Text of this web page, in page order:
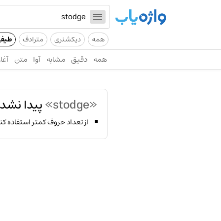
همه دیکشنری مترادف
همه دقیق مشابه آوا متن
«stodge» پیدا
از تعداد حروف کمتر استفاده